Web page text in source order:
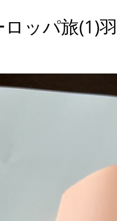
ロッパ旅(1)